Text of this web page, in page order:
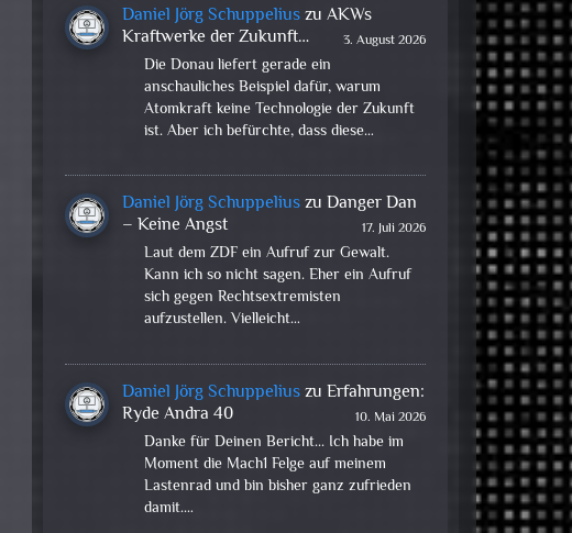
Daniel Jörg SchuppeliuszuAKWs
Kraftwerke der Zukunft…
3. August 2026
Die Donau liefert gerade ein
anschauliches Beispiel dafür, warum
Atomkraft keine Technologie der Zukunft
ist. Aber ich befürchte, dass diese…
Daniel Jörg SchuppeliuszuDanger Dan
– Keine Angst
17. Juli 2026
Laut dem ZDF ein Aufruf zur Gewalt.
Kann ich so nicht sagen. Eher ein Aufruf
sich gegen Rechtsextremisten
aufzustellen. Vielleicht…
Daniel Jörg SchuppeliuszuErfahrungen:
Ryde Andra 40
10. Mai 2026
Danke für Deinen Bericht... Ich habe im
Moment die Mach1 Felge auf meinem
Lastenrad und bin bisher ganz zufrieden
damit.…